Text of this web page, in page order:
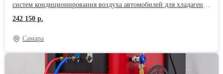
систем кондиционирования воздуха автомобилей для хладагента
R134a. Удобное и понятное русифицированное меню. 7-ти
дюймовый сенсорный дисплей. Встроенный принтер. Большие
(Offraod) задние колеса. Ресурс фильтра на 100 кг. Функция
промывки контура кондиционера. Работы с гибридными
автомобилями. Автоматические функции: Откачка и
рециркуляция хладагента; Отделение отработанного масла;
242 150 р.
Самара